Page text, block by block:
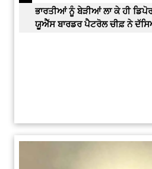
ਭਾਰਤੀਆਂ ਨੂੰ ਬੇੜੀਆਂ ਲਾ ਕੇ ਹੀ ਡਿਪੋਰਟ
ਯੂਐੱਸ ਬਾਰਡਰ ਪੈਟਰੋਲ ਚੀਫ਼ ਨੇ ਦੱਸਿਆ